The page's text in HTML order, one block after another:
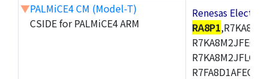
▼PALMiCE4 CM (Model-T)
CSIDE for PALMiCE4 ARM
Renesas
RA8P1